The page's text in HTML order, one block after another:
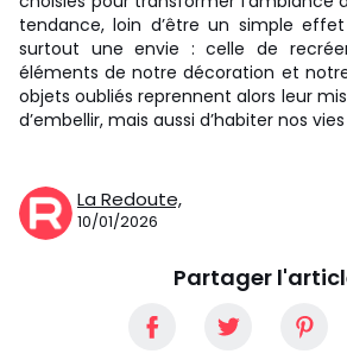
tendance, loin d’être un simple
surtout une envie : celle de
éléments de notre décoration et
objets oubliés reprennent alors leur
d’embellir, mais aussi d’habiter nos
La Redoute,
10/01/2026
Partager